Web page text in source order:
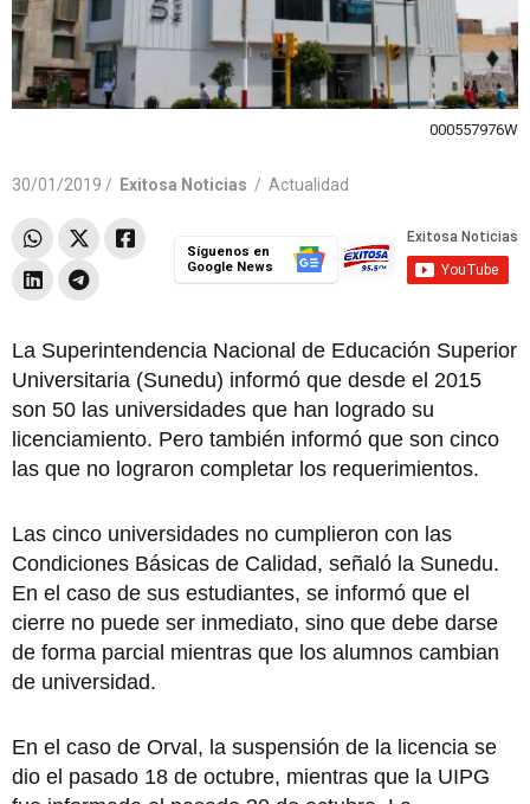
000557976W
30/01/2019 / Exitosa Noticias / Actualidad
Síguenos en
Google News
La Superintendencia Nacional de Educación Superior
Universitaria (Sunedu) informó que desde el 2015
son 50 las universidades que han logrado su
licenciamiento. Pero también informó que son cinco
las que no lograron completar los requerimientos.
Las cinco universidades no cumplieron con las
Condiciones Básicas de Calidad, señaló la Sunedu.
En el caso de sus estudiantes, se informó que el
cierre no puede ser inmediato, sino que debe darse
de forma parcial mientras que los alumnos cambian
de universidad.
En el caso de Orval, la suspensión de la licencia se
dio el pasado 18 de octubre, mientras que la UIPG